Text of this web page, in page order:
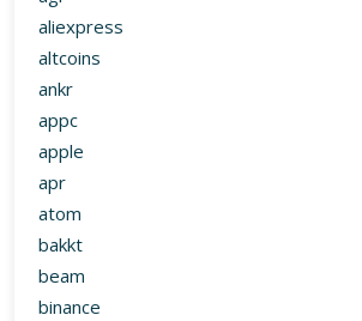
aliexpress
altcoins
ankr
appc
apple
apr
atom
bakkt
beam
binance